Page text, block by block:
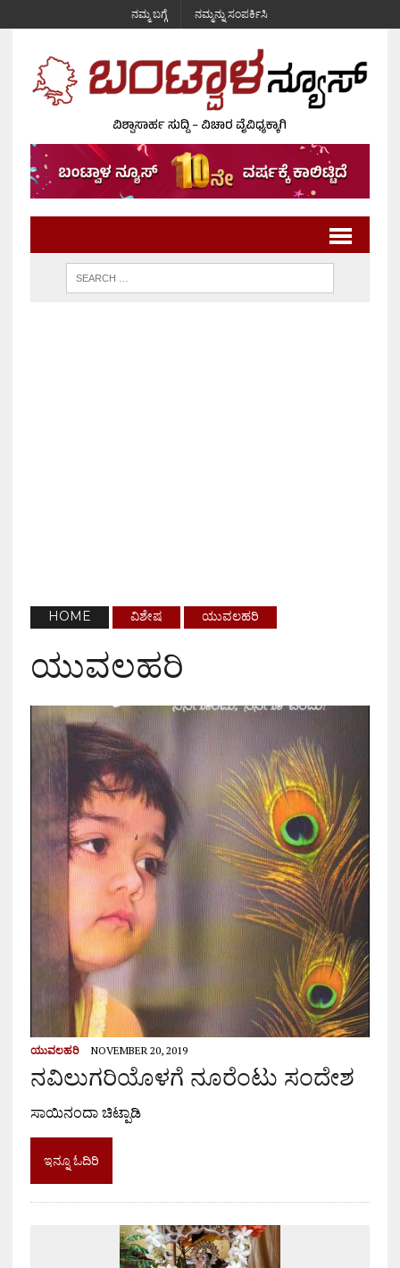
ನಮ್ಮ ಬಗ್ಗೆ ನಮ್ಮನ್ನು ಸಂಪರ್ಕಿಸಿ
HOME ವಿಶೇಷ ಯುವಲಹರಿ
ಯುವಲಹರಿ
ಯುವಲಹರಿ NOVEMBER 20, 2019
ನವಿಲುಗರಿಯೊಳಗೆ ನೂರೆಂಟು ಸಂದೇಶ
ಸಾಯಿನಂದಾ ಚಿಟ್ಪಾಡಿ
ಇನ್ನೂ ಓದಿರಿ